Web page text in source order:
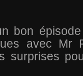
bon
avec Mr
surprises